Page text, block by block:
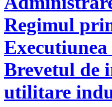
Regimul
Brevetul de
utilitare